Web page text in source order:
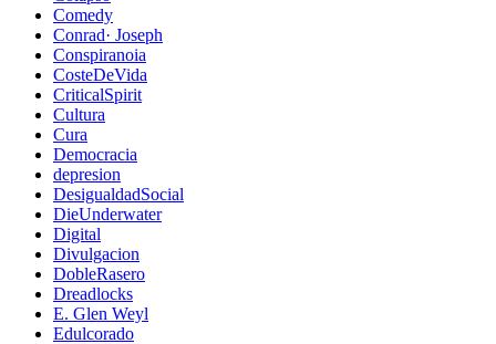
Comedy
Conrad· Joseph
Conspiranoia
CosteDeVida
CriticalSpirit
Cultura
Cura
Democracia
depresion
DesigualdadSocial
DieUnderwater
Digital
Divulgacion
DobleRasero
Dreadlocks
E. Glen Weyl
Edulcorado